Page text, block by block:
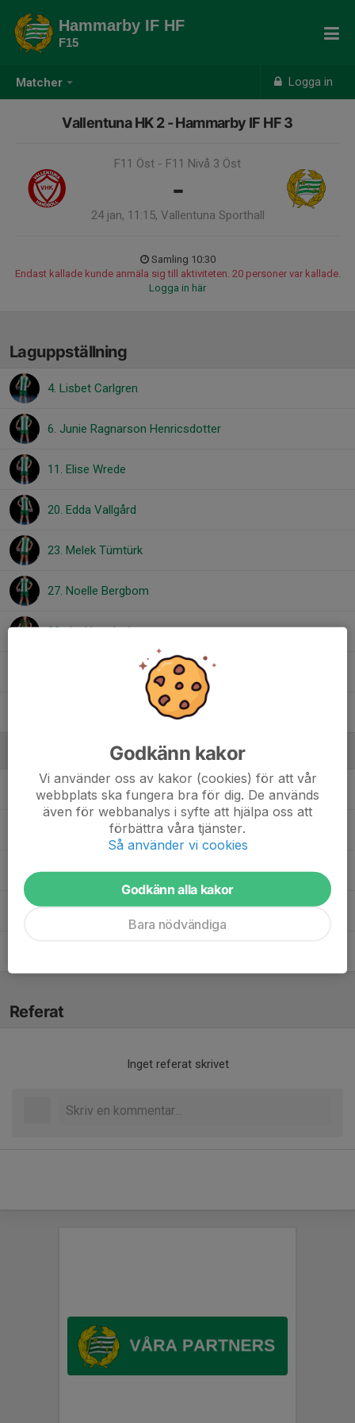
Matcher Logga in
Hammarby IF HF
F15
Vallentuna HK 2 - Hammarby IF HF 3
F11 Öst - F11 Nivå 3 Öst
-
24 jan, 11:15, Vallentuna Sporthall
Samling 10:30
Endast kallade kunde anmäla sig till aktiviteten. 20 personer var kallade.
Logga in här
Laguppställning
4. Lisbet Carlgren
6. Junie Ragnarson Henricsdotter
11. Elise Wrede
20. Edda Vallgård
23. Melek Tümtürk
27. Noelle Bergbom
28. Juni Landeskog
38. Holly Sjölund Delehag
Firat Tümtürk Målvaktstränare
Huvudtränare
Lisa BergbomLagledare
Sofie WredeTränare
Referat
Inget referat skrivet
Godkänn kakor
Vi använder oss av kakor (cookies) för att vår
webbplats ska fungera bra för dig. De används
även för webbanalys i syfte att hjälpa oss att
förbättra våra tjänster.
Så använder vi cookies
Godkänn alla kakor
Bara nödvändiga